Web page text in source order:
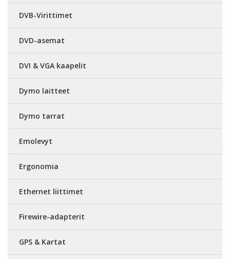
DVB-Virittimet
DVD-asemat
DVI & VGA kaapelit
Dymo laitteet
Dymo tarrat
Emolevyt
Ergonomia
Ethernet liittimet
Firewire-adapterit
GPS & Kartat